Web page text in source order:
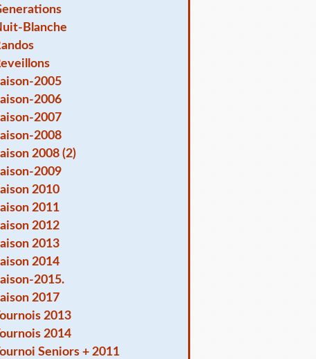
Blanche
2005
2006
2007
2008
2008 (2)
2009
2010
2011
2012
2013
2014
2015.
2017
2013
2014
Seniors + 2011